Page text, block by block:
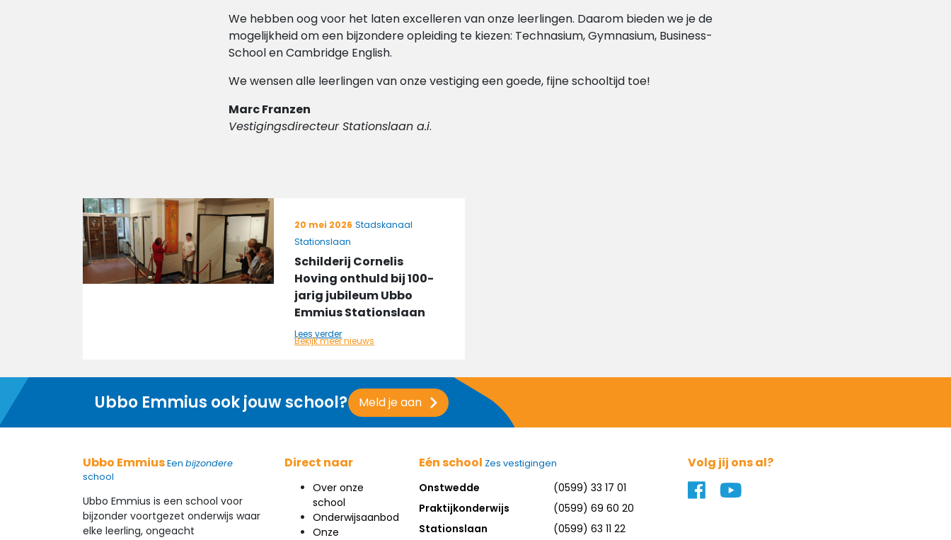
We hebben oog voor het laten excelleren van onze leerlingen. Daarom bieden we je de
mogelijkheid om een bijzondere opleiding te kiezen: Technasium, Gymnasium, Business-
School en Cambridge English.
We wensen alle leerlingen van onze vestiging een goede, fijne schooltijd toe!
Marc Franzen
Vestigingsdirecteur Stationslaan a.i.
20 mei 2026 Stadskanaal
Stationslaan
Schilderij Cornelis
Hoving onthuld bij 100-
jarig jubileum Ubbo
Emmius Stationslaan
Lees verder
Bekijk meer nieuws
Ubbo Emmius ook jouw school? Meld je aan
Ubbo EmmiusEen bijzondere
school
Ubbo Emmius is een school voor
bijzonder voortgezet onderwijs waar
elke leerling, ongeacht
Direct naar
Over onze
school
Onderwijsaanbod
Onze
Eén school Zes vestigingen
Onstwedde
(0599) 33 17 01
Praktijkonderwijs
(0599) 69 60 20
Stationslaan
(0599) 63 11 22
Volg jij ons al?
Naar ons Facebook profiel